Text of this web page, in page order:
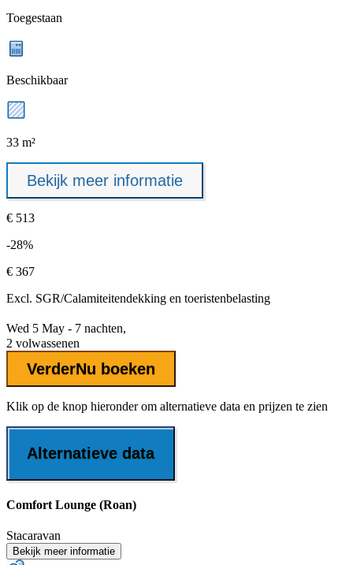
Toegestaan
Beschikbaar
33 m²
Bekijk meer informatie
€ 513
-28%
€ 367
Excl. SGR/Calamiteitendekking en toeristenbelasting
Wed 5 May - 7 nachten,
2 volwassenen
VerderNu boeken
Klik op de knop hieronder om alternatieve data en prijzen te zien
Alternatieve data
Comfort Lounge (Roan)
Stacaravan
Bekijk meer informatie